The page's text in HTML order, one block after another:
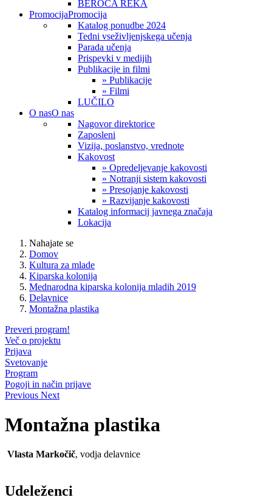
BEROČA REKA
PromocijaPromocija
Katalog ponudbe 2024
Tedni vseživljenjskega učenja
Parada učenja
Prispevki v medijih
Publikacije in filmi
» Publikacije
» Filmi
LUČILO
O nasO nas
Nagovor direktorice
Zaposleni
Vizija, poslanstvo, vrednote
Kakovost
» Opredeljevanje kakovosti
» Notranji sistem kakovosti
» Presojanje kakovosti
» Razvijanje kakovosti
Katalog informacij javnega značaja
Lokacija
Nahajate se
Domov
Kultura za mlade
Kiparska kolonija
Mednarodna kiparska kolonija mladih 2019
Delavnice
Montažna plastika
Preveri program!
Več o projektu
Prijava
Svetovanje
Program
Pogoji in način prijave
Previous Next
Montažna plastika
Vlasta Markočič, vodja delavnice
Udeleženci